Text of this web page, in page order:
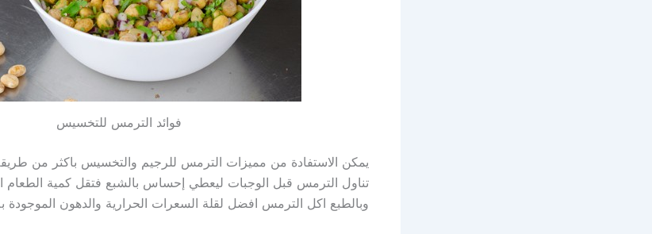
فوائد الترمس للتخسيس
يمكن الاستفادة من مميزات الترمس للرجيم والتخسيس باكثر من
تناول الترمس قبل الوجبات ليعطي إحساس بالشبع فتقل كمية الطعام
وبالطبع اكل الترمس افضل لقلة السعرات الحرارية والدهون الموجودة